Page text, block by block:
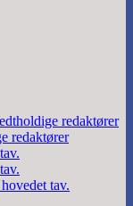
redaktører
redaktører
tav.